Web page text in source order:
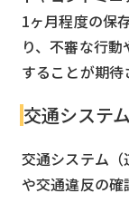
1ヶ月程度の保
り、不審な行
することが期待
交通システ
交通システム
や交通違反の